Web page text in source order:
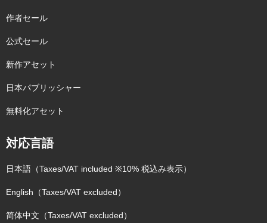
作者セール
公式セール
新作アセット
日本パブリッシャー
無料化アセット
対応言語
日本語（Taxes/VAT included ※10% 税込み表示）
English（Taxes/VAT excluded）
简体中文（Taxes/VAT excluded）